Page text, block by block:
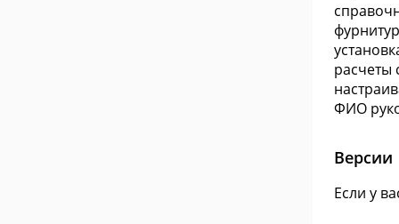
расчеты
ФИО
Версии
Если у